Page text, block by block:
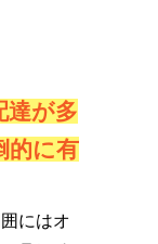
達が多
的に有
にはオ